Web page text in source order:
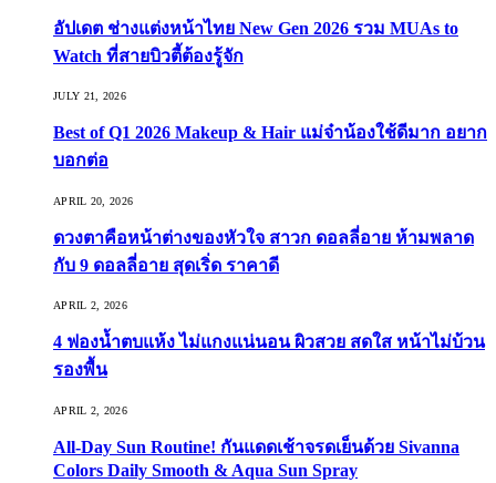
อัปเดต ช่างแต่งหน้าไทย New Gen 2026 รวม MUAs to
Watch ที่สายบิวตี้ต้องรู้จัก
JULY 21, 2026
Best of Q1 2026 Makeup & Hair แม่จ๋าน้องใช้ดีมาก อยาก
บอกต่อ
APRIL 20, 2026
ดวงตาคือหน้าต่างของหัวใจ สาวก ดอลลี่อาย ห้ามพลาด
กับ 9 ดอลลี่อาย สุดเริ่ด ราคาดี
APRIL 2, 2026
4 ฟองน้ำตบแห้ง ไม่แกงแน่นอน ผิวสวย สดใส หน้าไม่บ้วน
รองพื้น
APRIL 2, 2026
All-Day Sun Routine! กันแดดเช้าจรดเย็นด้วย Sivanna
Colors Daily Smooth & Aqua Sun Spray